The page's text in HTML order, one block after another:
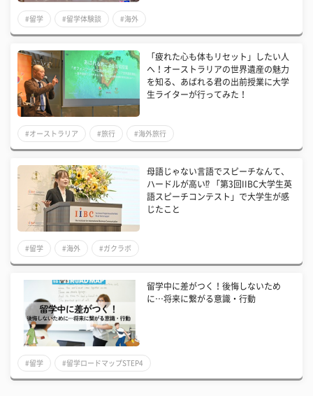
#留学 #留学体験談 #海外
「疲れた心も体もリセット」したい人
へ！オーストラリアの世界遺産の魅力
を知る、あばれる君の出前授業に大学
生ライターが行ってみた！
#オーストラリア #旅行 #海外旅行
母語じゃない言語でスピーチなんて、
ハードルが高い⁉ 「第3回IIBC大学生英
語スピーチコンテスト」で大学生が感
じたこと
#留学 #海外 #ガクラボ
留学中に差がつく！後悔しないため
に…将来に繋がる意識・行動
#留学 #留学ロードマップSTEP4